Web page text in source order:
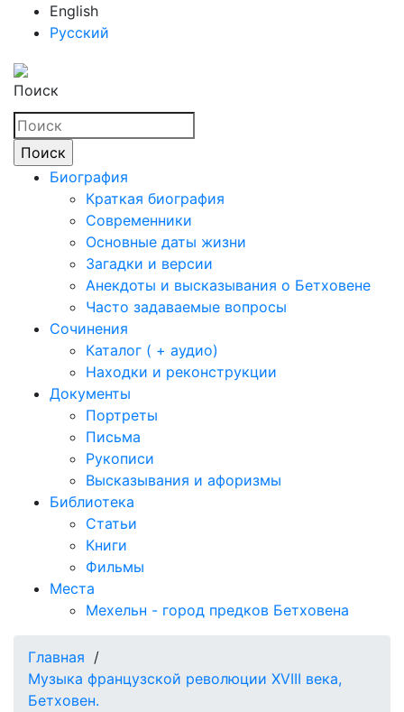
English
Русский
Поиск
Биография
Краткая биография
Современники
Основные даты жизни
Загадки и версии
Анекдоты и высказывания о Бетховене
Часто задаваемые вопросы
Сочинения
Каталог ( + аудио)
Находки и реконструкции
Документы
Портреты
Письма
Рукописи
Высказывания и афоризмы
Библиотека
Статьи
Книги
Фильмы
Места
Мехельн - город предков Бетховена
Главная /
Музыка французской революции XVIII века,
Бетховен.